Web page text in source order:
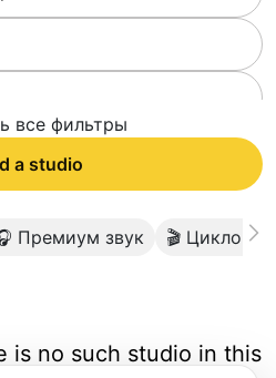
все фильтры
a studio
Премиум звук 🎬
is no such studio in this